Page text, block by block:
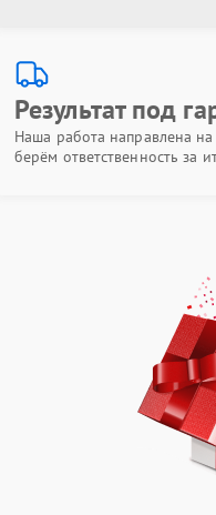
Результат под
Наша работа направлена
берём ответственность за